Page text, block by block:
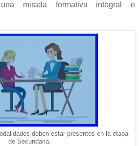
mirada formativa integral e
deben estar presentes en la etapa
de Secundaria.